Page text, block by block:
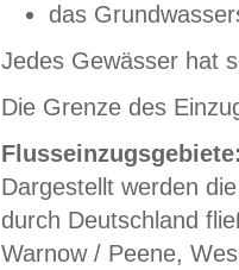
das
Jedes Gewässer hat
Die Grenze des
Dargestellt werden
durch Deutschland
Warnow / Peene,